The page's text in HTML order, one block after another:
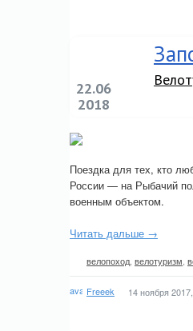
22.06
2018
Поездка для тех, кто
России — на Рыбачий
военным объектом.
Читать дальше →
велопоход велотуризм
Freeek 14 ноября